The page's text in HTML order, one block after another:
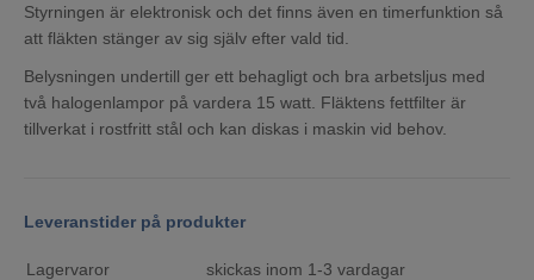
Styrningen är elektronisk och det finns även en timerfunktion så
att fläkten stänger av sig själv efter vald tid.
Belysningen undertill ger ett behagligt och bra arbetsljus med
två halogenlampor på vardera 15 watt. Fläktens fettfilter är
tillverkat i rostfritt stål och kan diskas i maskin vid behov.
Leveranstider på produkter
Lagervaror skickas inom 1-3 vardagar